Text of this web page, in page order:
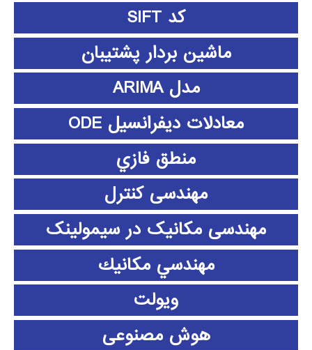
کد SIFT
ماشین بردار پشتیبان
مدل ARIMA
معادلات دیفرانسیل ODE
منطق فازي
مهندسی کنترل
مهندسی مکانیک در سیمولینک
مهندسي مكانيك
ویولت
هوش مصنوعی